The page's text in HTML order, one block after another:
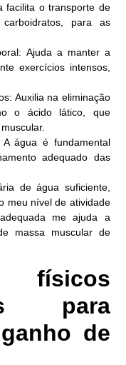
facilita o transporte de
para as
Ajuda a manter a
exercícios intensos,
Auxilia na eliminação
o ácido lático, que
água é fundamental
adequado das
de água suficiente,
meu nível de atividade
me ajuda a
massa muscular de
para
de